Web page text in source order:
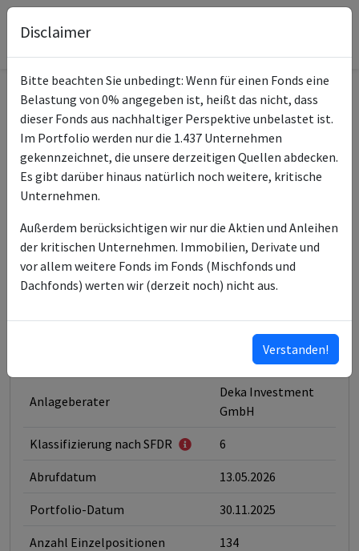
Informationen zum Fonds
Name
Deka-
GlobalChampions
ISIN des Fonds DE000DK0ECU8
ISINs weiterer Anteilsklassen
DE000DK2J852
DE000DK0ECV6
Deka Investment
GmbH
Anlageberater
Deka Investment
GmbH
Klassifizierung nach SFDR 6
Abrufdatum 13.05.2026
Portfolio-Datum 30.11.2025
Anzahl Einzelpositionen 134
Disclaimer
Bitte beachten Sie unbedingt: Wenn für einen Fonds eine
Belastung von 0% angegeben ist, heißt das nicht, dass
dieser Fonds aus nachhaltiger Perspektive unbelastet ist.
Im Portfolio werden nur die 1.437 Unternehmen
gekennzeichnet, die unsere derzeitigen Quellen abdecken.
Es gibt darüber hinaus natürlich noch weitere, kritische
Unternehmen.
Außerdem berücksichtigen wir nur die Aktien und Anleihen
der kritischen Unternehmen. Immobilien, Derivate und
vor allem weitere Fonds im Fonds (Mischfonds und
Dachfonds) werten wir (derzeit noch) nicht aus.
Verstanden!